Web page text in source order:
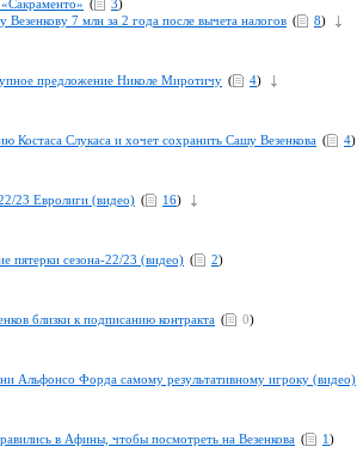
( 3)
Везенкову 7 млн за 2 года после вычета налогов ( 8)
предложение Николе Миротичу ( 4)
Костаса Слукаса и хочет сохранить Сашу Везенкова ( 4)
23 Евролиги (видео) ( 16)
пятерки сезона-22/23 (видео) ( 2)
близки к подписанию контракта ( 0)
Альфонсо Форда самому результативному игроку (видео)
в Афины, чтобы посмотреть на Везенкова ( 1)